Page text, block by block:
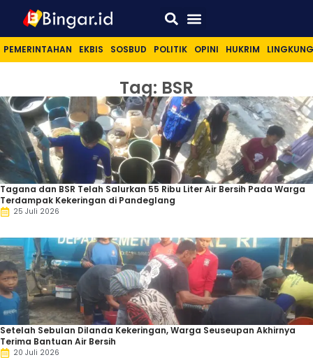
PEMERINTAHAN EKBIS SOSBUD POLITIK OPINI HUKRIM
Tag: BSR
Tagana dan BSR Telah Salurkan 55 Ribu Liter Air Bersih Pada Warga
Terdampak Kekeringan di Pandeglang
25 Juli 2026
Setelah Sebulan Dilanda Kekeringan, Warga Seuseupan Akhirnya
Terima Bantuan Air Bersih
20 Juli 2026